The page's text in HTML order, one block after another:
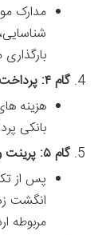
مدارک
گام ۴: پرداخت هزینه تعیین شده:
هزینه
بانکی
گام ۵: پرینت و امضای فرم تقاضا و ارسال با پست سفارشی:
پس از
انگشت
مربوطه